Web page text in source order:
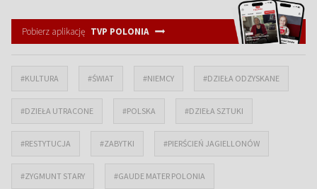
Pobierz aplikację TVP POLONIA
#KULTURA #ŚWIAT #NIEMCY #DZIEŁA ODZYSKANE
#DZIEŁA UTRACONE #POLSKA #DZIEŁA SZTUKI
#RESTYTUCJA #ZABYTKI #PIERŚCIEŃ JAGIELLONÓW
#ZYGMUNT STARY #GAUDE MATER POLONIA